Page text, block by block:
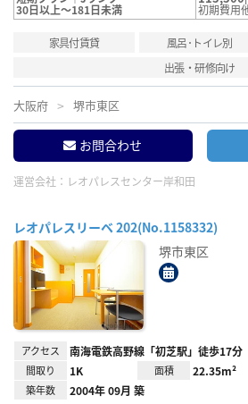
30日以上～181日未満 初期費用
家具付賃貸 風呂･トイレ別
出張・研修向け
大阪府 堺市東区
お問合わせ
運営会社： レオパレスセンター岸和田
レオパレスリーベ 202(No.1158332)
堺市東区
アクセス 南海電鉄高野線「初芝駅」徒歩17分
間取り 1K 面積 22.35m²
築年数 2004年 09月 築